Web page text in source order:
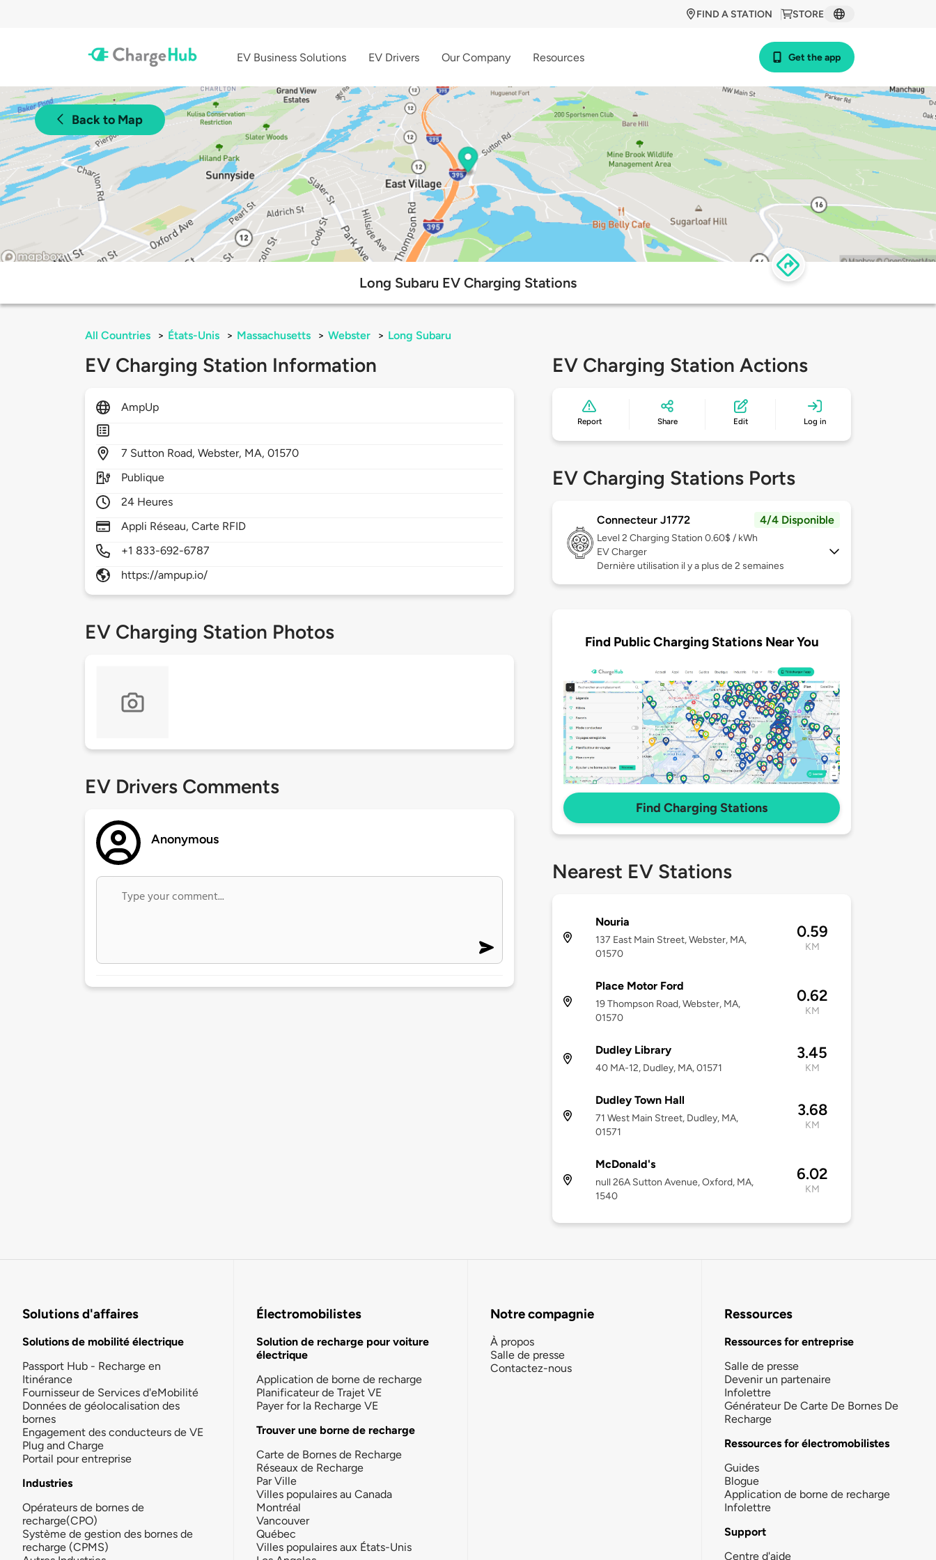
STORE
FIND A STATION
EV Business Solutions EV Drivers Our Company Resources Get the app
Back to Map
Long Subaru EV Charging Stations
All Countries > États-Unis > Massachusetts > Webster > Long Subaru
EV Charging Station Information
AmpUp
7 Sutton Road,Webster, MA,01570
Publique
24 Heures
Appli Réseau, Carte RFID
+1 833-692-6787
https://ampup.io/
EV Charging Station Photos
EV Drivers Comments
Anonymous
EV Charging Station Actions
Report Share Edit Log in
EV Charging Stations Ports
Connecteur J1772 4/4 Disponible
Level 2 Charging Station 0.60$ / kWh
EV Charger
Dernière utilisation il y a plus de 2 semaines
Find Public Charging Stations Near You
Find Charging Stations
Nearest EV Stations
Nouria
137 East Main Street, Webster, MA,
01570
0.59
KM
Place Motor Ford
19 Thompson Road, Webster, MA,
01570
0.62
KM
Dudley Library
40 MA-12, Dudley, MA, 01571
3.45
KM
Dudley Town Hall
71 West Main Street, Dudley, MA,
01571
3.68
KM
McDonald's
null 26A Sutton Avenue, Oxford, MA,
1540
6.02
KM
Solutions d'affaires
Solutions de mobilité électrique
Passport Hub - Recharge en
Itinérance
Fournisseur de Services d'eMobilité
Données de géolocalisation des
bornes
Engagement des conducteurs de VE
Plug and Charge
Portail pour entreprise
Industries
Opérateurs de bornes de
recharge(CPO)
Système de gestion des bornes de
recharge (CPMS)
Électromobilistes
Solution de recharge pour voiture
électrique
Application de borne de recharge
Planificateur de Trajet VE
Payer for la Recharge VE
Trouver une borne de recharge
Carte de Bornes de Recharge
Réseaux de Recharge
Par Ville
Villes populaires au Canada
Montréal
Vancouver
Québec
Villes populaires aux États-Unis
Notre compagnie
À propos
Salle de presse
Contactez-nous
Ressources
Ressources for entreprise
Salle de presse
Devenir un partenaire
Infolettre
Générateur De Carte De Bornes De
Recharge
Ressources for électromobilistes
Guides
Blogue
Application de borne de recharge
Infolettre
Support
Centre d'aide